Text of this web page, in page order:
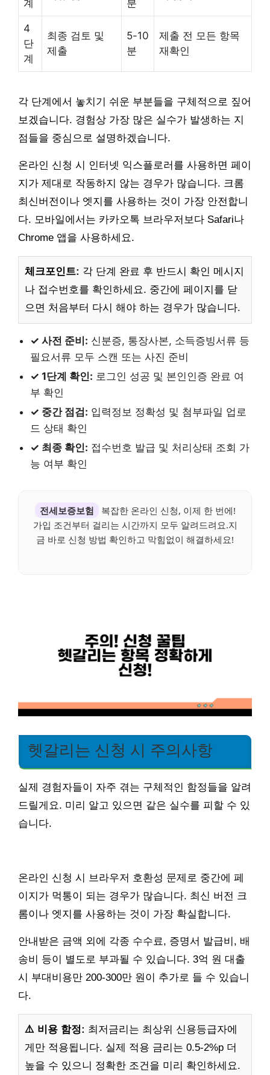
계 분
4
단
계
최종 검토 및
제출
5-10
분
제출 전 모든 항목
재확인
각 단계에서 놓치기 쉬운 부분들을 구체적으로 짚어
보겠습니다. 경험상 가장 많은 실수가 발생하는 지
점들을 중심으로 설명하겠습니다.
온라인 신청 시 인터넷 익스플로러를 사용하면 페이
지가 제대로 작동하지 않는 경우가 많습니다. 크롬
최신버전이나 엣지를 사용하는 것이 가장 안전합니
다. 모바일에서는 카카오톡 브라우저보다 Safari나
Chrome 앱을 사용하세요.
체크포인트: 각 단계 완료 후 반드시 확인 메시지
나 접수번호를 확인하세요. 중간에 페이지를 닫
으면 처음부터 다시 해야 하는 경우가 많습니다.
✓ 사전 준비: 신분증, 통장사본, 소득증빙서류 등
필요서류 모두 스캔 또는 사진 준비
✓ 1단계 확인: 로그인 성공 및 본인인증 완료 여
부 확인
✓ 중간 점검: 입력정보 정확성 및 첨부파일 업로
드 상태 확인
✓ 최종 확인: 접수번호 발급 및 처리상태 조회 가
능 여부 확인
전세보증보험
복잡한 온라인 신청, 이제 한 번에!
가입 조건부터 걸리는 시간까지 모두 알려드려요.지
금 바로 신청 방법 확인하고 막힘없이 해결하세요!
헷갈리는 신청 시 주의사항
실제 경험자들이 자주 겪는 구체적인 함정들을 알려
드릴게요. 미리 알고 있으면 같은 실수를 피할 수 있
습니다.
온라인 신청 시 브라우저 호환성 문제로 중간에 페
이지가 먹통이 되는 경우가 많습니다. 최신 버전 크
롬이나 엣지를 사용하는 것이 가장 확실합니다.
안내받은 금액 외에 각종 수수료, 증명서 발급비, 배
송비 등이 별도로 부과될 수 있습니다. 3억 원 대출
시 부대비용만 200-300만 원이 추가로 들 수 있습니
다.
⚠️ 비용 함정: 최저금리는 최상위 신용등급자에
게만 적용됩니다. 실제 적용 금리는 0.5-2%p 더
높을 수 있으니 정확한 조건을 미리 확인하세요.